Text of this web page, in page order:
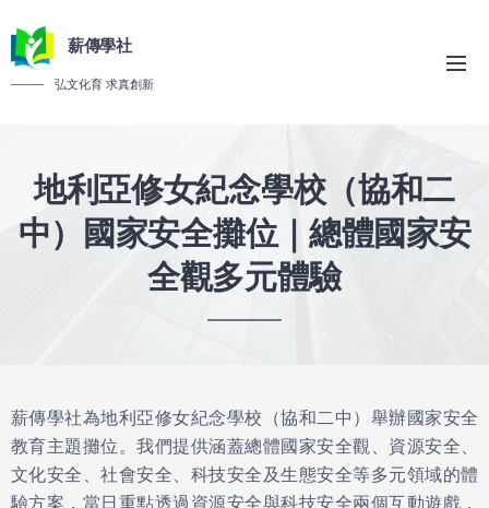
薪傳學社
弘文化育 求真創新
地利亞修女紀念學校（協和二
中）
國家安全攤位｜總體國家安
全觀多元體驗
薪傳學社為地利亞修女紀念學校（協和二中）舉辦國家安全
教育主題攤位。我們提供涵蓋總體國家安全觀、資源安全、
文化安全、社會安全、科技安全及生態安全等多元領域的體
驗方案，當日重點透過資源安全與科技安全兩個互動遊戲，